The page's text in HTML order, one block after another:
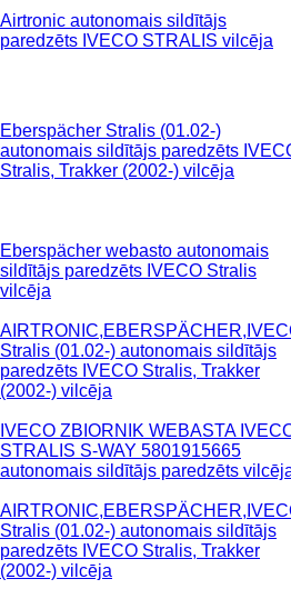
Airtronic autonomais sildītājs
paredzēts IVECO STRALIS vilcēja
Eberspächer Stralis (01.02-)
autonomais sildītājs paredzēts
Stralis, Trakker (2002-) vilcēja
Eberspächer webasto autonomais
sildītājs paredzēts IVECO Stralis
vilcēja
Stralis (01.02-) autonomais sildītājs
paredzēts IVECO Stralis, Trakker
(2002-) vilcēja
IVECO ZBIORNIK WEBASTA
STRALIS S-WAY 5801915665
autonomais sildītājs paredzēts
Stralis (01.02-) autonomais sildītājs
paredzēts IVECO Stralis, Trakker
(2002-) vilcēja